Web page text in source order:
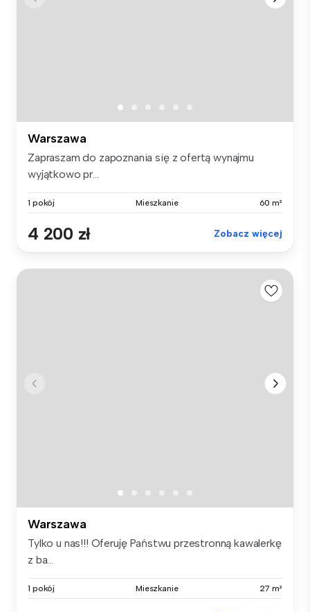
Warszawa
Zapraszam do zapoznania się z ofertą wynajmu
wyjątkowo pr...
1 pokój Mieszkanie 60 m²
4 200 zł Zobacz więcej
Warszawa
Tylko u nas!!! Oferuję Państwu przestronną kawalerkę
z ba...
1 pokój Mieszkanie 27 m²